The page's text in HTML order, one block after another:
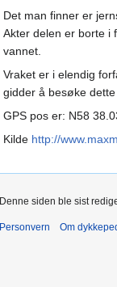
Det man finner er
Akter delen er borte i
vannet.
Vraket er i elendig
gidder å besøke
GPS pos er: N58
Kilde http://
Denne siden ble sist
Personvern Om